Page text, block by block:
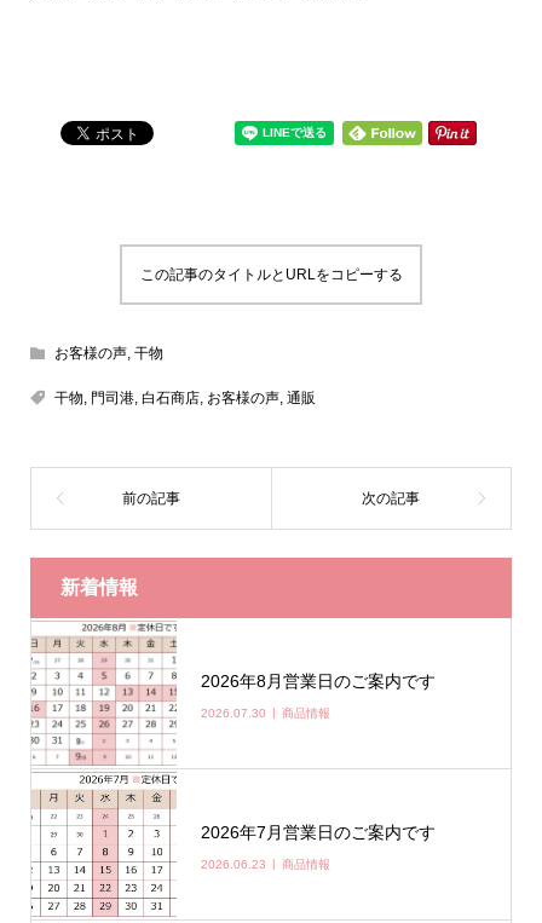
この記事のタイトルとURLをコピーする
お客様の声, 干物
干物, 門司港, 白石商店, お客様の声, 通販
新着情報
2026年8月営業日のご案内です
2026.07.30 商品情報
2026年7月営業日のご案内です
2026.06.23 商品情報